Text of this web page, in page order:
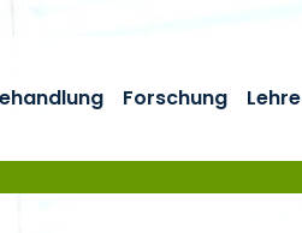
Forschung Lehre